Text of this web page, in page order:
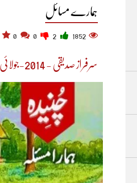
ہمارے مسائل
1852
سرفراز صدیقی - 2014-جولائی-26